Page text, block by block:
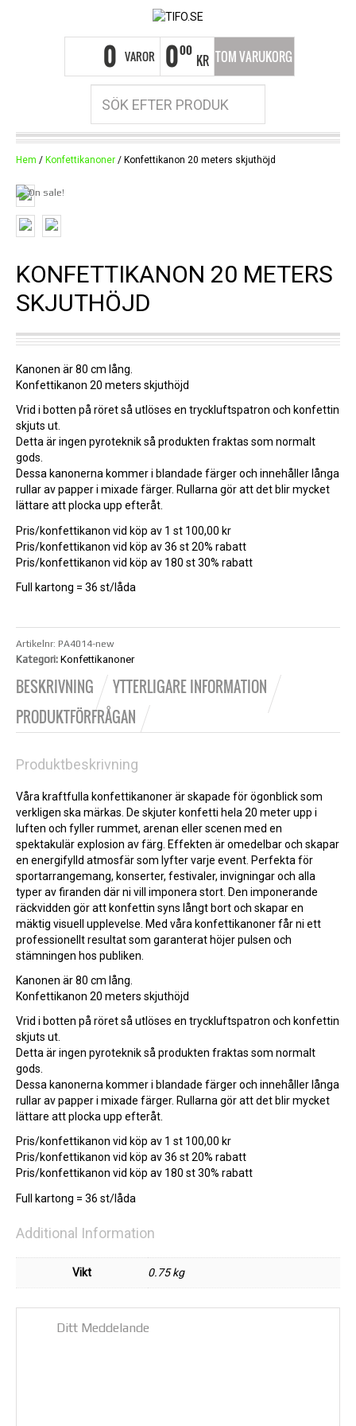
0 VAROR 000
KR TOM VARUKORG
Hem / Konfettikanoner / Konfettikanon 20 meters skjuthöjd
KONFETTIKANON 20 METERS
SKJUTHÖJD
Kanonen är 80 cm lång.
Konfettikanon 20 meters skjuthöjd
Vrid i botten på röret så utlöses en tryckluftspatron och konfettin
skjuts ut.
Detta är ingen pyroteknik så produkten fraktas som normalt
gods.
Dessa kanonerna kommer i blandade färger och innehåller långa
rullar av papper i mixade färger. Rullarna gör att det blir mycket
lättare att plocka upp efteråt.
Pris/konfettikanon vid köp av 1 st 100,00 kr
Pris/konfettikanon vid köp av 36 st 20% rabatt
Pris/konfettikanon vid köp av 180 st 30% rabatt
Full kartong = 36 st/låda
Artikelnr: PA4014-new
Kategori: Konfettikanoner
BESKRIVNING
YTTERLIGARE INFORMATION
PRODUKTFÖRFRÅGAN
Produktbeskrivning
Våra kraftfulla konfettikanoner är skapade för ögonblick som
verkligen ska märkas. De skjuter konfetti hela 20 meter upp i
luften och fyller rummet, arenan eller scenen med en
spektakulär explosion av färg. Effekten är omedelbar och skapar
en energifylld atmosfär som lyfter varje event. Perfekta för
sportarrangemang, konserter, festivaler, invigningar och alla
typer av firanden där ni vill imponera stort. Den imponerande
räckvidden gör att konfettin syns långt bort och skapar en
mäktig visuell upplevelse. Med våra konfettikanoner får ni ett
professionellt resultat som garanterat höjer pulsen och
stämningen hos publiken.
Kanonen är 80 cm lång.
Konfettikanon 20 meters skjuthöjd
Vrid i botten på röret så utlöses en tryckluftspatron och konfettin
skjuts ut.
Detta är ingen pyroteknik så produkten fraktas som normalt
gods.
Dessa kanonerna kommer i blandade färger och innehåller långa
rullar av papper i mixade färger. Rullarna gör att det blir mycket
lättare att plocka upp efteråt.
Pris/konfettikanon vid köp av 1 st 100,00 kr
Pris/konfettikanon vid köp av 36 st 20% rabatt
Pris/konfettikanon vid köp av 180 st 30% rabatt
Full kartong = 36 st/låda
Additional Information
Vikt 0.75 kg